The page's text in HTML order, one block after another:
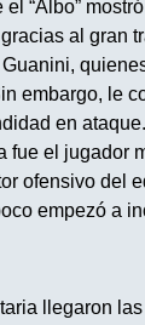
“Albo”
al gran
embargo, le
en
fue el jugador
ofensivo del
empezó a
llegaron